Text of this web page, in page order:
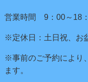
営業時間 9：00～18
※定休日：土日祝、お
※事前のご予約により
ます。